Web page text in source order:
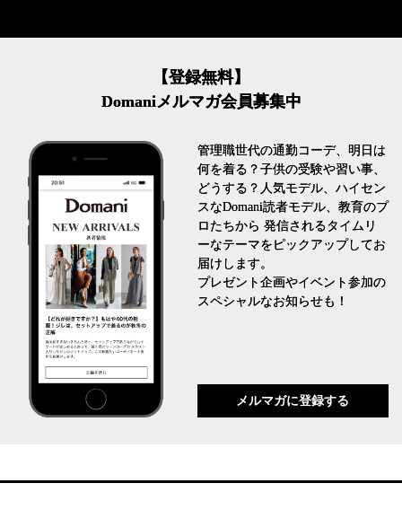
【登録無料】
Domaniメルマガ会員募集中
管理職世代の通勤コーデ、明日は
何を着る？子供の受験や習い事、
どうする？人気モデル、ハイセン
スなDomani読者モデル、教育のプ
ロたちから 発信されるタイムリ
ーなテーマをピックアップしてお
届けします。
プレゼント企画やイベント参加の
スペシャルなお知らせも！
メルマガに登録する